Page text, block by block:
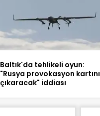
Baltık'da tehlikeli oyun:
"Rusya provokasyon kartını
çıkaracak" iddiası